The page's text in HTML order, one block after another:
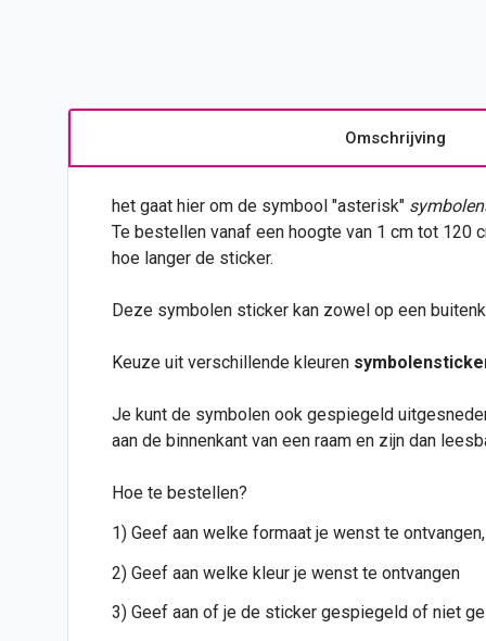
Omschrijving
het gaat hier om de symbool "asterisk"
Te bestellen vanaf een hoogte van 1 cm tot 120
hoe langer de sticker.
Deze symbolen sticker kan zowel op een
Keuze uit verschillende kleuren
Je kunt de symbolen ook gespiegeld
aan de binnenkant van een raam en zijn dan
Hoe te bestellen?
1) Geef aan welke formaat je wenst te
2) Geef aan welke kleur je wenst te ontvangen
3) Geef aan of je de sticker gespiegeld of niet